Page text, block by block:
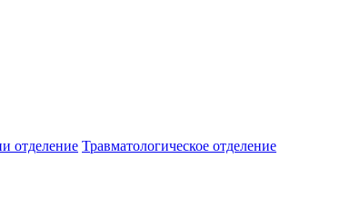
отделение Травматологическое отделение